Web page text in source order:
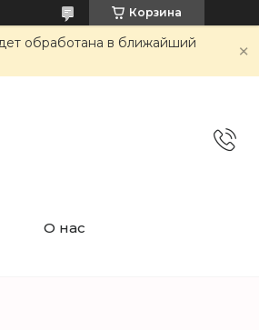
Корзина
обработана в ближайший
О нас